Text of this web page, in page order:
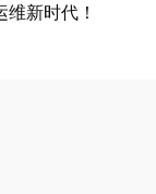
新时代！